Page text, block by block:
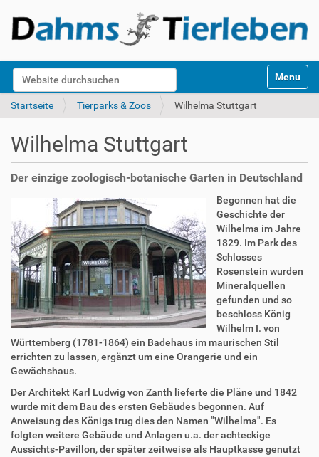
Website durchsuchen
k
Toggle
Startseite Tierparks & Zoos Wilhelma Stuttgart
Wilhelma Stuttgart
Der einzige zoologisch-botanische Garten in Deutschland
Begonnen hat die
Geschichte der
Wilhelma im Jahre
1829. Im Park des
Schlosses
Rosenstein wurden
Mineralquellen
gefunden und so
beschloss König
Wilhelm I. von
Württemberg (1781-1864) ein Badehaus im maurischen Stil
errichten zu lassen, ergänzt um eine Orangerie und ein
Gewächshaus.
Der Architekt Karl Ludwig von Zanth lieferte die Pläne und 1842
wurde mit dem Bau des ersten Gebäudes begonnen. Auf
Anweisung des Königs trug dies den Namen "Wilhelma". Es
folgten weitere Gebäude und Anlagen u.a. der achteckige
Aussichts-Pavillon, der später zeitweise als Hauptkasse genutzt